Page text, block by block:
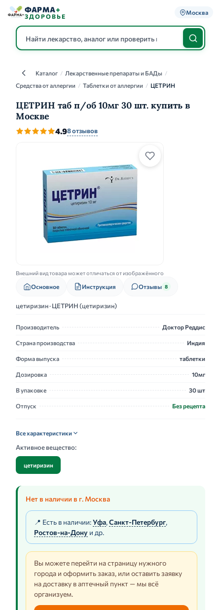
ФАРМА+
ЗДОРОВЬЕ
Москва
КаталогКаталог / Лекарственные препараты и БАДы /
Средства от аллергии / Таблетки от аллергии / ЦЕТРИН
ЦЕТРИН таб п/об 10мг 30 шт. купить в
Москве
4.98 отзывов
Внешний вид товара может отличаться от изображённого
Основное Инструкция Отзывы 8
цетиризин · ЦЕТРИН (цетиризин)
Производитель Доктор Реддис
Страна производства Индия
Форма выпуска таблетки
Дозировка 10мг
В упаковке 30 шт
Отпуск Без рецепта
Все характеристики
Активное вещество:
цетиризин
Нет в наличии в г. Москва
📍 Есть в наличии:Уфа,Санкт-Петербург,
Ростов-на-Дону и др.
Вы можете перейти на страницу нужного
города и оформить заказ, или оставить заявку
на доставку в аптечный пункт — мы всё
организуем.